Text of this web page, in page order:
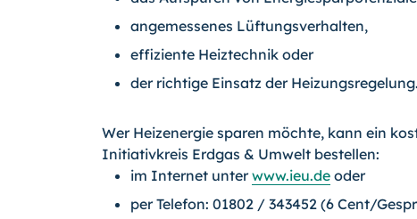
angemessenes Lüftungsverhalten,
effiziente Heiztechnik oder
der richtige Einsatz der Heizungsregelung.
Wer Heizenergie sparen möchte, kann ein
Initiativkreis Erdgas & Umwelt bestellen:
im Internet unterwww.ieu.de oder
per Telefon: 01802 / 343452 (6 Cent/